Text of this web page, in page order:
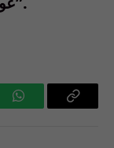
WhatsAppCopy